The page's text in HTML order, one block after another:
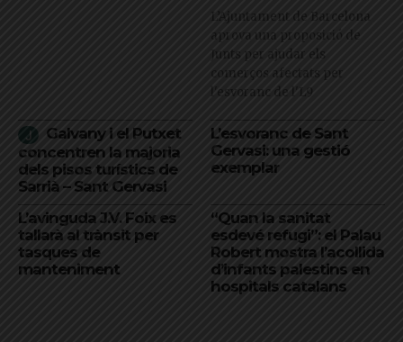
L’Ajuntament de Barcelona
aprova una proposició de
Junts per ajudar els
comerços afectats per
l'esvoranc de l'L9
Galvany i el Putxet
concentren la majoria
dels pisos turístics de
Sarrià – Sant Gervasi
L’esvoranc de Sant
Gervasi: una gestió
exemplar
L’avinguda J.V. Foix es
tallarà al trànsit per
tasques de
manteniment
“Quan la sanitat
esdevé refugi”: el Palau
Robert mostra l’acollida
d’infants palestins en
hospitals catalans